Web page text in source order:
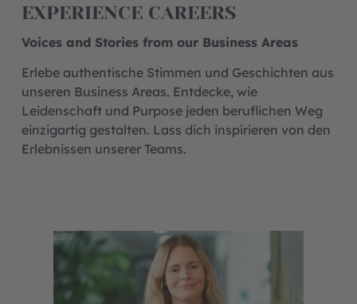
EXPERIENCE CAREERS
Voices and Stories from our Business Areas
Erlebe authentische Stimmen und Geschichten aus
unseren Business Areas. Entdecke, wie
Leidenschaft und Purpose jeden beruflichen Weg
einzigartig gestalten. Lass dich inspirieren von den
Erlebnissen unserer Teams.